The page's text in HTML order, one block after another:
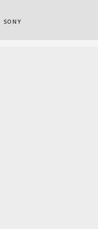
SONY